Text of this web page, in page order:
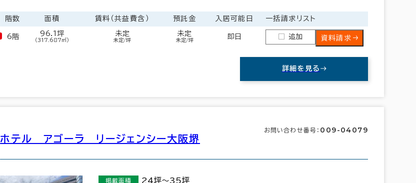
階数 面積 賃料（共益費含） 預託金 入居可能日 一括請求リスト
6階 96.1坪
（317.687㎡）
未定
未定/坪
未定
未定/坪 即日 追加 資料請求
詳細を見る
ホテル アゴーラ リージェンシー大阪堺
お問い合わせ番号： 009-04079
掲載面積 24坪～35坪